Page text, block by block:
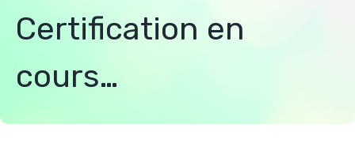
Certification en
cours…